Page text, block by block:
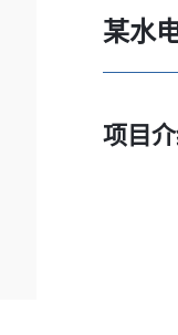
某水
项目介